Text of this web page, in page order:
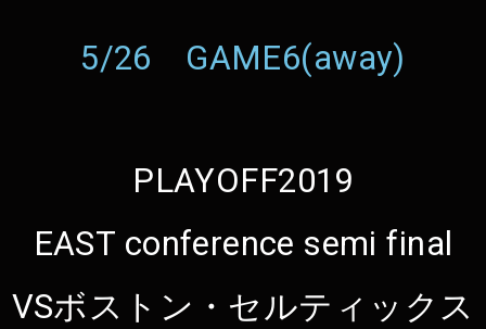
5/26 GAME6(away)
PLAYOFF2019
EAST conference semi final
VSボストン・セルティックス